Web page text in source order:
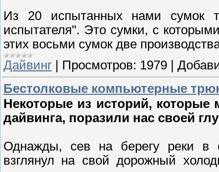
Из 20 испытанных нами сумок
испытателя". Это сумки, с
этих восьми сумок две
Дайвинг
Просмотров: 1979
Бестолковые компьютерные
Некоторые из историй,
дайвинга, поразили нас своей
Однажды, сев на берегу реки в
взглянул на свой дорожный